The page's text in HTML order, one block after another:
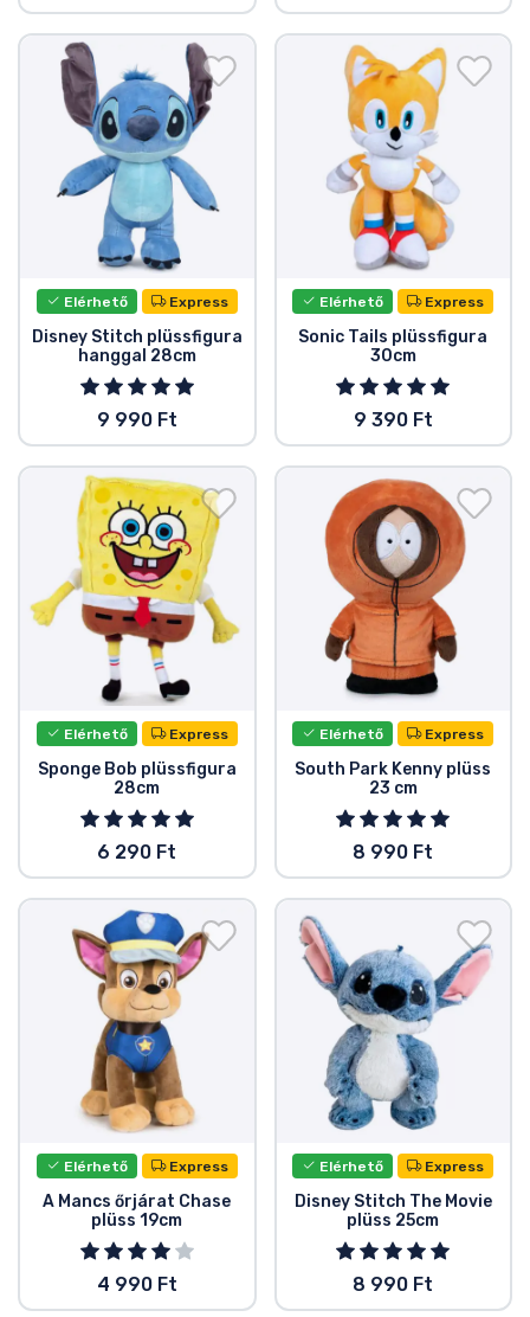
Elérhető Express
Disney Stitch plüssfigura
hanggal 28cm
9 990 Ft
Elérhető Express
Sonic Tails plüssfigura
30cm
9 390 Ft
Elérhető Express
Sponge Bob plüssfigura
28cm
6 290 Ft
Elérhető Express
South Park Kenny plüss
23 cm
8 990 Ft
Elérhető Express
A Mancs őrjárat Chase
plüss 19cm
4 990 Ft
Elérhető Express
Disney Stitch The Movie
plüss 25cm
8 990 Ft